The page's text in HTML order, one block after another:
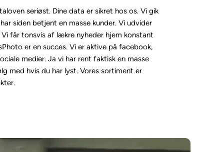
seriøst. Dine data er sikret hos os. Vi gik
siden betjent en masse kunder. Vi udvider
får tonsvis af lækre nyheder hjem konstant
er en succes. Vi er aktive på facebook,
medier. Ja vi har rent faktisk en masse
med hvis du har lyst. Vores sortiment er